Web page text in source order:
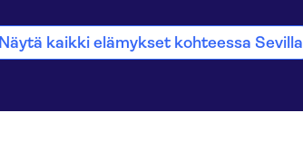
Näytä kaikki elämykset kohteessa Sevilla